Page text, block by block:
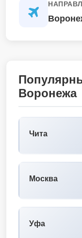
Воронежа
Чита
Москва
Уфа